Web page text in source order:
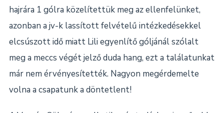
hajrára 1 gólra közelítettük meg az ellenfelünket,
azonban a jv-k lassított felvételű intézkedésekkel
elcsúszott idő miatt Lili egyenlítő góljánál szólalt
meg a meccs végét jelző duda hang, ezt a találatunkat
már nem érvényesítették. Nagyon megérdemelte
volna a csapatunk a döntetlent!